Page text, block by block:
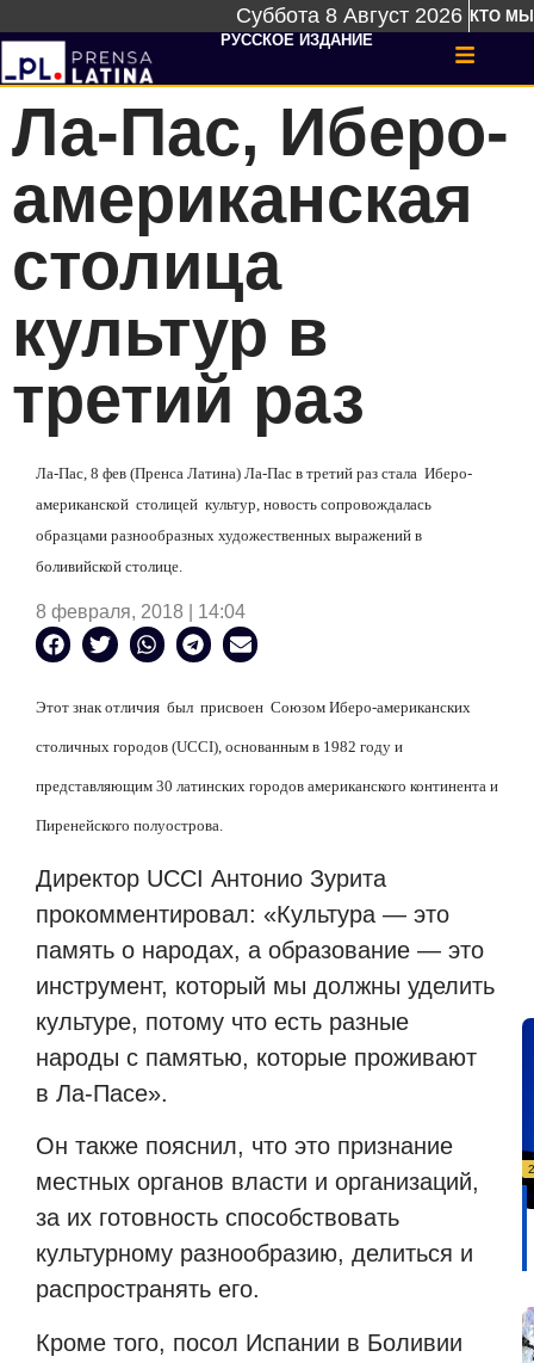
Суббота 8 Август 2026 КТО МЫ
РУССКОЕ ИЗДАНИЕ
Ла-Пас, Иберо-
американская
столица
культур в
третий раз
Ла-Пас, 8 фев (Пренса Латина) Ла-Пас в третий раз стала Иберо-
американской столицей культур, новость сопровождалась
образцами разнообразных художественных выражений в
боливийской столице.
8 февраля, 2018 | 14:04
Этот знак отличия был присвоен Союзом Иберо-американских
столичных городов (UCCI), основанным в 1982 году и
представляющим 30 латинских городов американского континента и
Пиренейского полуострова.
Директор UCCI Антонио Зурита
прокомментировал: «Культура — это
память о народах, а образование — это
инструмент, который мы должны уделить
культуре, потому что есть разные
народы с памятью, которые проживают
в Ла-Пасе».
Он также пояснил, что это признание
местных органов власти и организаций,
за их готовность способствовать
культурному разнообразию, делиться и
распространять его.
Кроме того, посол Испании в Боливии